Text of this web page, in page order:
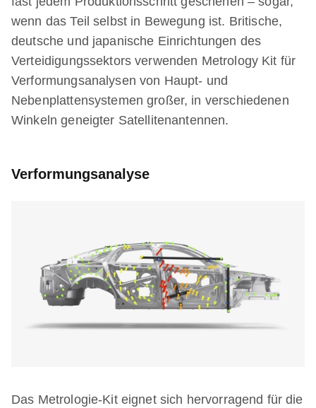
wenn das Teil selbst in Bewegung ist. Britische,
deutsche und japanische Einrichtungen des
Verteidigungssektors verwenden Metrology Kit für
Verformungsanalysen von Haupt- und
Nebenplattensystemen großer, in verschiedenen
Winkeln geneigter Satellitenantennen.
Verformungsanalyse
Das Metrologie-Kit eignet sich hervorragend für die